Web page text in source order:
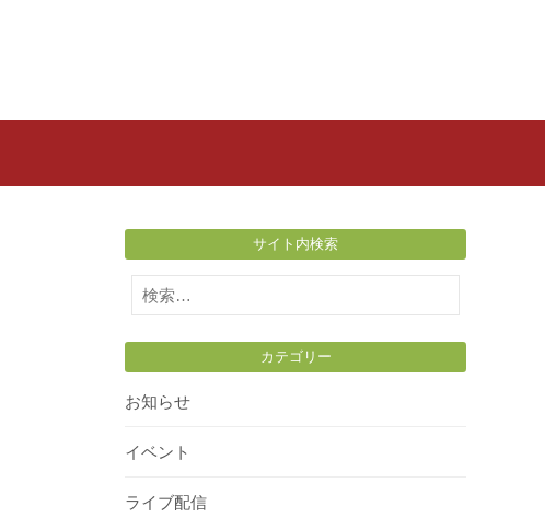
サイト内検索
検
索:
カテゴリー
お知らせ
イベント
ライブ配信